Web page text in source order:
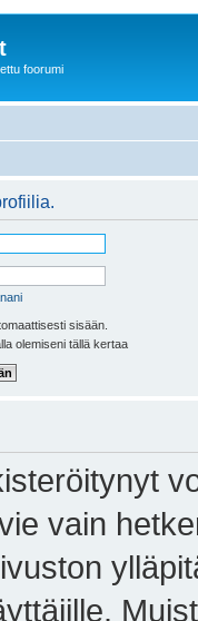
foorumi
sisään.
olemiseni tällä kertaa
vain